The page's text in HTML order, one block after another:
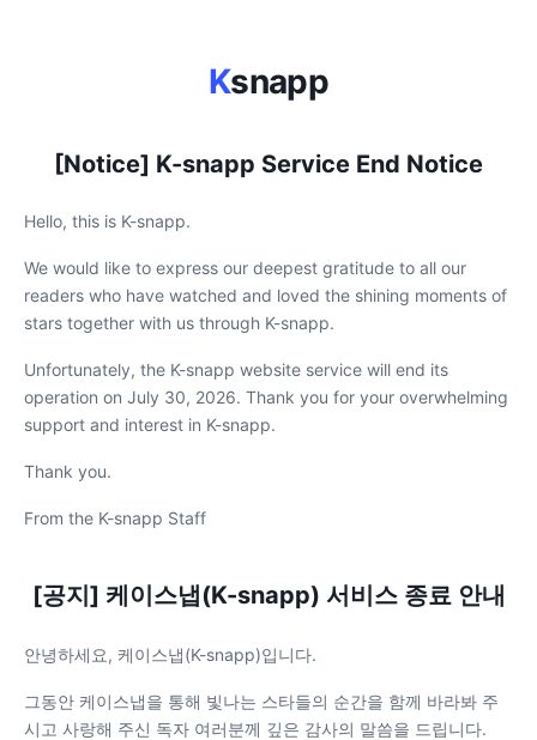
Ksnapp
[Notice] K-snapp Service End Notice
Hello, this is K-snapp.
We would like to express our deepest gratitude to all our
readers who have watched and loved the shining moments of
stars together with us through K-snapp.
Unfortunately, the K-snapp website service will end its
operation on July 30, 2026. Thank you for your overwhelming
support and interest in K-snapp.
Thank you.
From the K-snapp Staff
[공지] 케이스냅(K-snapp) 서비스 종료 안내
안녕하세요, 케이스냅(K-snapp)입니다.
그동안 케이스냅을 통해 빛나는 스타들의 순간을 함께 바라봐 주
시고 사랑해 주신 독자 여러분께 깊은 감사의 말씀을 드립니다.